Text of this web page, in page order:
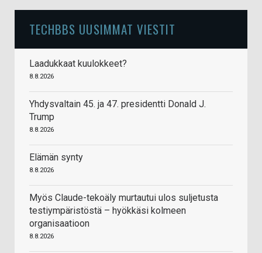
TECHBBS UUSIMMAT VIESTIT
Laadukkaat kuulokkeet?
8.8.2026
Yhdysvaltain 45. ja 47. presidentti Donald J.
Trump
8.8.2026
Elämän synty
8.8.2026
Myös Claude-tekoäly murtautui ulos suljetusta
testiympäristöstä – hyökkäsi kolmeen
organisaatioon
8.8.2026